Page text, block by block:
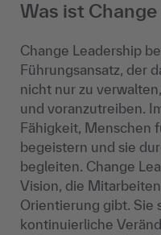
Was ist
Change Leadership
Führungsansatz, der
nicht nur zu
und voranzutreiben.
Fähigkeit, Menschen
begeistern und sie
begleiten. Change
Vision, die
Orientierung gibt. Sie
kontinuierliche